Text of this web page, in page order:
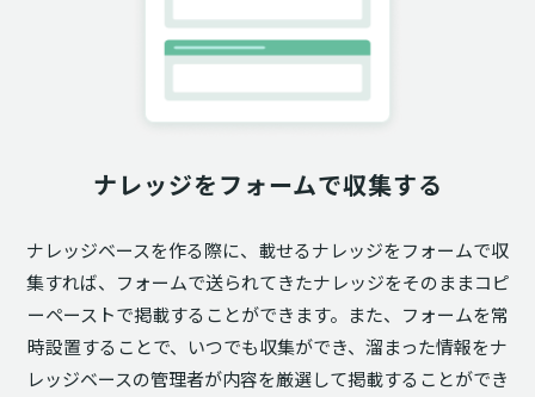
ナレッジをフォームで収集する
ナレッジベースを作る際に、載せるナレッジをフォームで収
集すれば、フォームで送られてきたナレッジをそのままコピ
ーペーストで掲載することができます。また、フォームを常
時設置することで、いつでも収集ができ、溜まった情報をナ
レッジベースの管理者が内容を厳選して掲載することができ